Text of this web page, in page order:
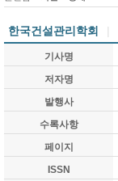
한국건설관리학회 |
기사명
저자명
발행사
수록사항
페이지
ISSN